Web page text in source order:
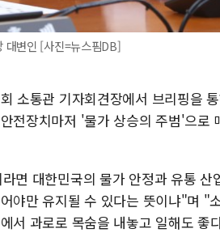
대변인 [사진=뉴스핌DB]
소통관 기자회견장에서 브리핑을
전장치마저 '물가 상승의 주범'으
면 대한민국의 물가 안정과 유통
야만 유지될 수 있다는 뜻이냐"며 "
서 과로로 목숨을 내놓고 일해도 좋